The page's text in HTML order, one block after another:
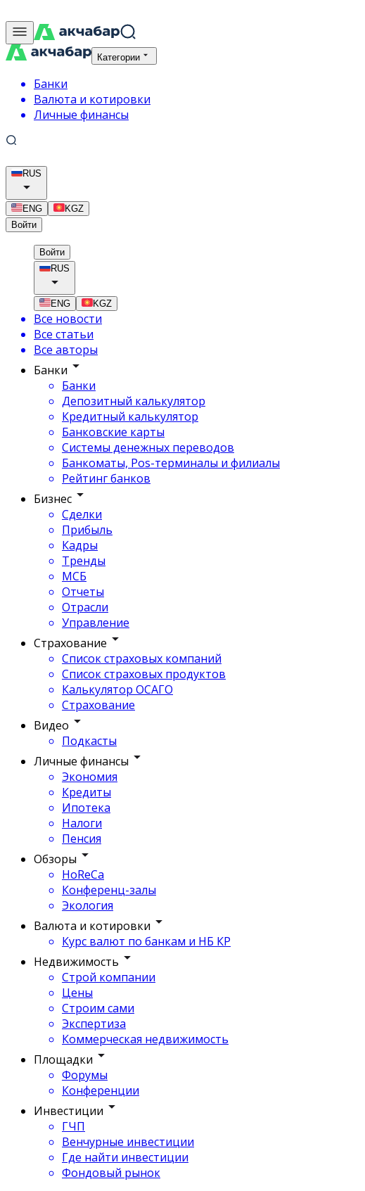
Категории
Банки
Валюта и котировки
Личные финансы
RUS
ENG
KGZ
Войти
Войти
RUS
ENG KGZ
Все новости
Все статьи
Все авторы
Банки
Банки
Депозитный калькулятор
Кредитный калькулятор
Банковские карты
Системы денежных переводов
Банкоматы, Pos-терминалы и филиалы
Рейтинг банков
Бизнес
Сделки
Прибыль
Кадры
Тренды
МСБ
Отчеты
Отрасли
Управление
Страхование
Список страховых компаний
Список страховых продуктов
Калькулятор ОСАГО
Страхование
Видео
Подкасты
Личные финансы
Экономия
Кредиты
Ипотека
Налоги
Пенсия
Обзоры
HoReCa
Конференц-залы
Экология
Валюта и котировки
Курс валют по банкам и НБ КР
Недвижимость
Строй компании
Цены
Строим сами
Экспертиза
Коммерческая недвижимость
Площадки
Форумы
Конференции
Инвестиции
ГЧП
Венчурные инвестиции
Где найти инвестиции
Фондовый рынок